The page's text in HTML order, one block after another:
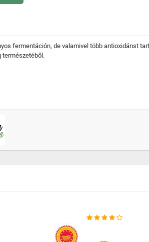
fermentáción, de valamivel több antioxidánst
természetéből.